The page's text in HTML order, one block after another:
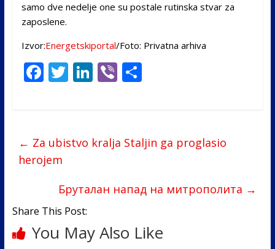
samo dve nedelje one su postale rutinska stvar za
zaposlene.
Izvor:Energetskiportal/Foto: Privatna arhiva
F
o
o
T Li
dI
Vi S
← Za ubistvo kralja Staljin ga proglasio
herojem
Бруталан напад на митрополита →
Share This Post:
You May Also Like